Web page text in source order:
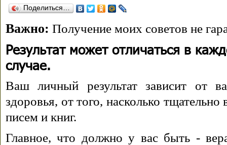
Поделиться…
Важно: Получение моих советов не
Результат может отличаться в
случае.
Ваш личный результат зависит от
здоровья, от того, насколько
писем и книг.
Главное, что должно у вас быть -